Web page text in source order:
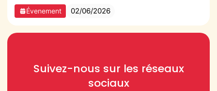
Évenement 02/06/2026
Suivez-nous sur les réseaux
sociaux